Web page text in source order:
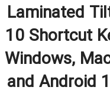
Laminated
10 Shortcut
Windows,
and Android